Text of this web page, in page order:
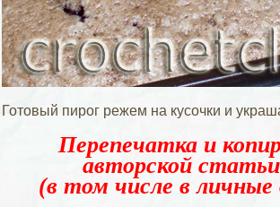
Готовый пирог режем на кусочки и
Перепечатка и
авторской
(в том числе в личные